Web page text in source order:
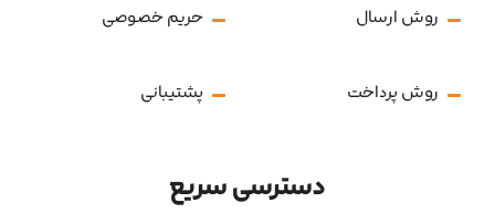
روش ارسال حریم خصوصی
روش پرداخت پشتیبانی
دسترسی سریع